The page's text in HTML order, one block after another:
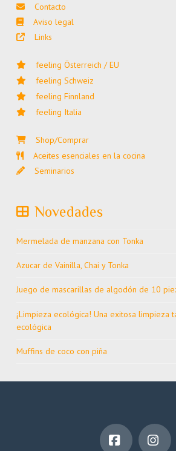
Contacto
Aviso legal
Links
feeling Österreich / EU
feeling Schweiz
feeling Finnland
feeling Italia
Shop/Comprar
Aceites esenciales en la cocina
Seminarios
Novedades
Mermelada de manzana con Tonka
Azucar de Vainilla, Chai y Tonka
Juego de mascarillas de algodón de 10
¡Limpieza ecológica! Una exitosa limpieza
ecológica
Muffins de coco con piña